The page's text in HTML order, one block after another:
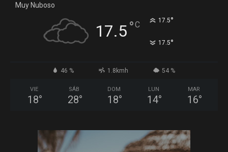
Muy Nuboso
17.5°C 17.5°
17.5°
46 % 1.8kmh 54 %
VIE
18°
SÁB
28°
DOM
18°
LUN
14°
MAR
16°